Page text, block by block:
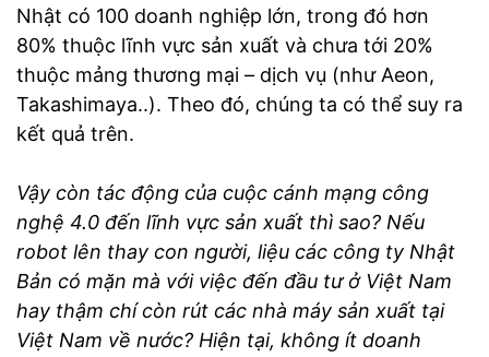
Nhật có 100 doanh nghiệp lớn, trong đó hơn
80% thuộc lĩnh vực sản xuất và chưa tới 20%
thuộc mảng thương mại – dịch vụ (như Aeon,
Takashimaya..). Theo đó, chúng ta có thể suy ra
kết quả trên.
Vậy còn tác động của cuộc cánh mạng công
nghệ 4.0 đến lĩnh vực sản xuất thì sao? Nếu
robot lên thay con người, liệu các công ty Nhật
Bản có mặn mà với việc đến đầu tư ở Việt Nam
hay thậm chí còn rút các nhà máy sản xuất tại
Việt Nam về nước? Hiện tại, không ít doanh